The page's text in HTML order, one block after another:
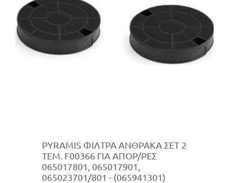
PYRAMIS ΦΙΛΤΡΑ ΑΝΘΡΑΚΑ ΣΕΤ 2
ΤΕΜ. F00366 ΓΙΑ ΑΠΟΡ/ΡΕΣ
065017801, 065017901,
065023701/801 - (065941301)